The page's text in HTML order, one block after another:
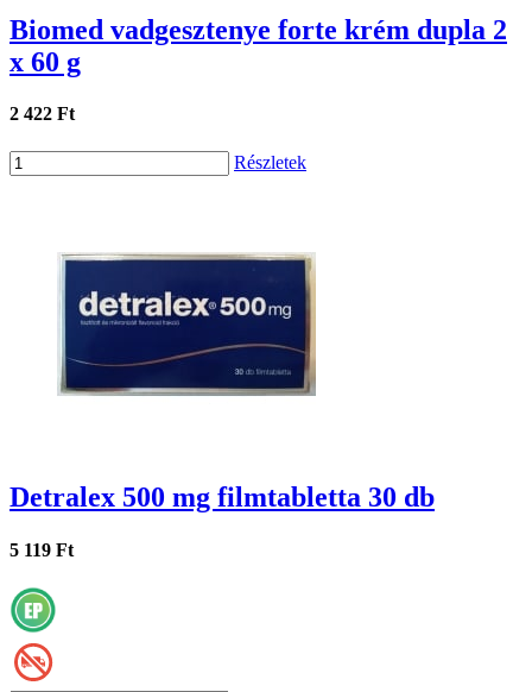
Biomed vadgesztenye forte krém dupla 2
x 60 g
2 422 Ft
Részletek
Detralex 500 mg filmtabletta 30 db
5 119 Ft